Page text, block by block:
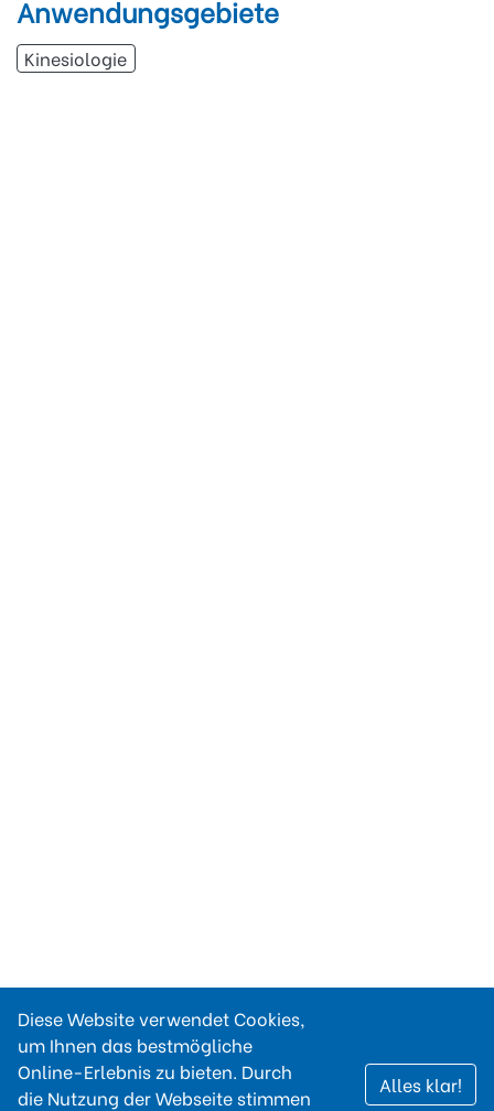
Anwendungsgebiete
Kinesiologie
Diese Website verwendet Cookies,
um Ihnen das bestmögliche
Online-Erlebnis zu bieten. Durch
die Nutzung der Webseite stimmen
Alles klar!